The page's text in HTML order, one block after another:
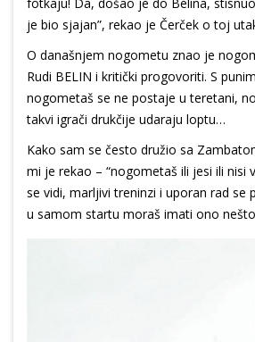
je bio sjajan”, rekao je Čerček o toj
O današnjem nogometu znao je
Rudi BELIN i kritički progovoriti. S
nogometaš se ne postaje u teretani,
takvi igrači drukčije udaraju loptu…
Kako sam se često družio sa
mi je rekao – “nogometaš ili jesi ili nisi
se vidi, marljivi treninzi i uporan rad se
u samom startu moraš imati ono